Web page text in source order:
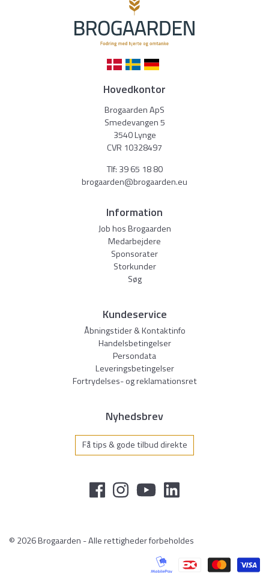
Hovedkontor
Brogaarden ApS
Smedevangen 5
3540 Lynge
CVR 10328497
Tlf: 39 65 18 80
brogaarden@brogaarden.eu
Information
Job hos Brogaarden
Medarbejdere
Sponsorater
Storkunder
Søg
Kundeservice
Åbningstider & Kontaktinfo
Handelsbetingelser
Persondata
Leveringsbetingelser
Fortrydelses- og reklamationsret
Nyhedsbrev
Få tips & gode tilbud direkte
© 2026 Brogaarden - Alle rettigheder forbeholdes